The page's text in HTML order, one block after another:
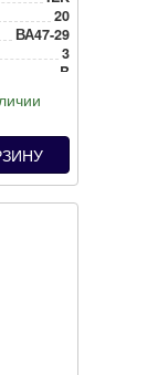
20
ВА47-29
3
B